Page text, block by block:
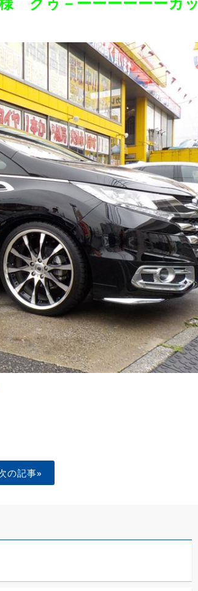
クゥ－ーーーーーーカッ
の記事»